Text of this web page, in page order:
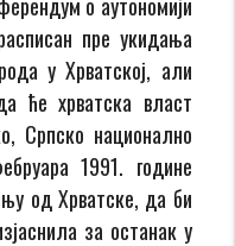
пре укидања
у Хрватској, али
ће хрватска власт
Српско национално
1991. године
од Хрватске, да би
за останак у